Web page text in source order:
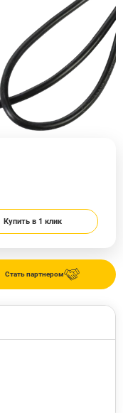
Стать партнером
Купить в 1 клик